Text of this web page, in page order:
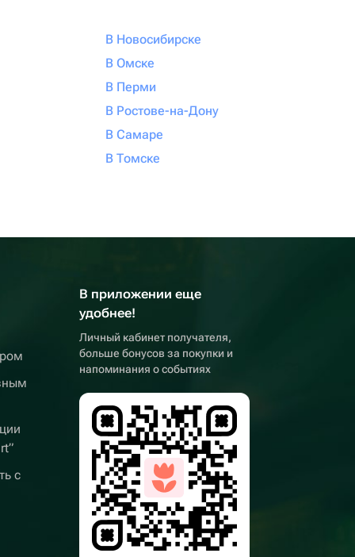
В Новосибирске
В Омске
В Перми
В Ростове-на-Дону
В Самаре
В Томске
с
В приложении еще
удобнее!
Личный кабинет получателя,
больше бонусов за покупки и
напоминания о событиях